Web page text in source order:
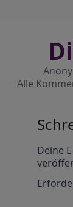
Alle
Deine